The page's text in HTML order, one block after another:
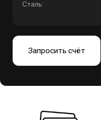
Сталь:
Запросить счёт